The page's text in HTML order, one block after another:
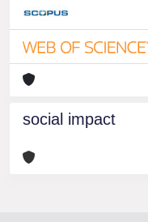
social impact